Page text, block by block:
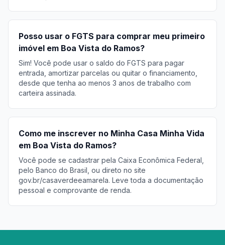
Posso usar o FGTS para comprar meu primeiro
imóvel em Boa Vista do Ramos?
Sim! Você pode usar o saldo do FGTS para pagar
entrada, amortizar parcelas ou quitar o financiamento,
desde que tenha ao menos 3 anos de trabalho com
carteira assinada.
Como me inscrever no Minha Casa Minha Vida
em Boa Vista do Ramos?
Você pode se cadastrar pela Caixa Econômica Federal,
pelo Banco do Brasil, ou direto no site
gov.br/casaverdeeamarela. Leve toda a documentação
pessoal e comprovante de renda.